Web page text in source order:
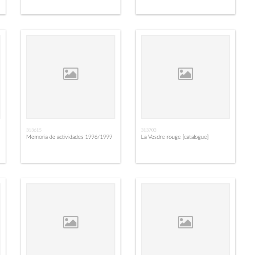
313615
Memoria de actividades 1996/1999
313703
La Vesdre rouge [catalogue]